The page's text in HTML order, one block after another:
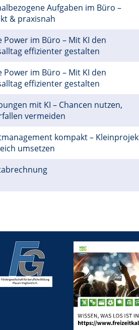
Aufgaben im Büro –
& praxisnah
Power im Büro – Mit KI den
effizienter gestalten
Power im Büro – Mit KI den
effizienter gestalten
mit KI – Chancen nutzen,
vermeiden
kompakt –
umsetzen